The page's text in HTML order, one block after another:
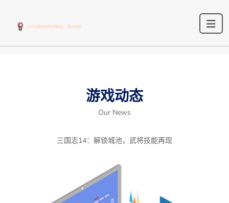
游戏动态
Our News
三国志14：解锁城池，武将技能再现